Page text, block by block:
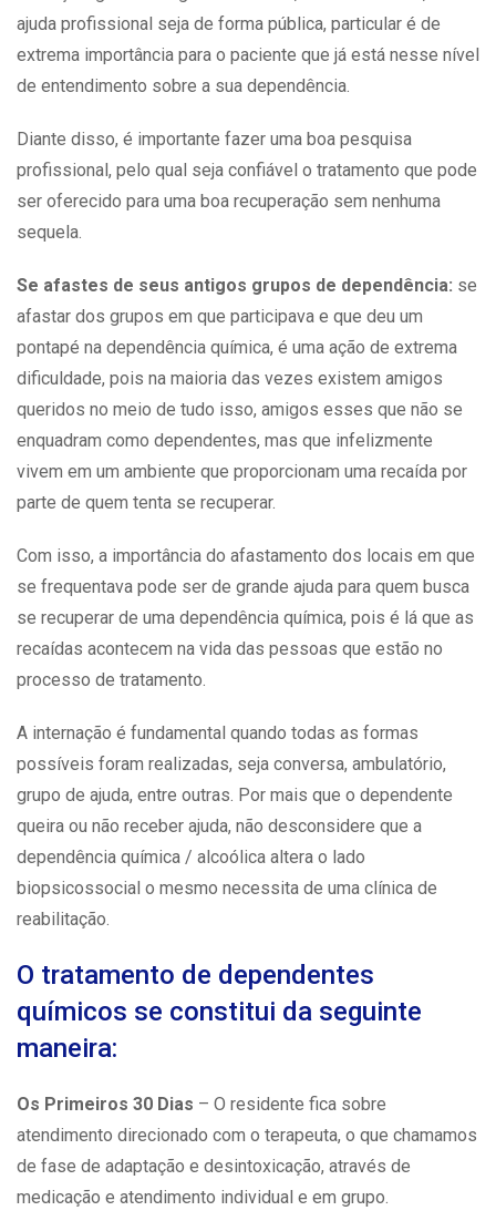
ajuda profissional seja de forma pública, particular é de
extrema importância para o paciente que já está nesse nível
de entendimento sobre a sua dependência.
Diante disso, é importante fazer uma boa pesquisa
profissional, pelo qual seja confiável o tratamento que pode
ser oferecido para uma boa recuperação sem nenhuma
sequela.
Se afastes de seus antigos grupos de dependência: se
afastar dos grupos em que participava e que deu um
pontapé na dependência química, é uma ação de extrema
dificuldade, pois na maioria das vezes existem amigos
queridos no meio de tudo isso, amigos esses que não se
enquadram como dependentes, mas que infelizmente
vivem em um ambiente que proporcionam uma recaída por
parte de quem tenta se recuperar.
Com isso, a importância do afastamento dos locais em que
se frequentava pode ser de grande ajuda para quem busca
se recuperar de uma dependência química, pois é lá que as
recaídas acontecem na vida das pessoas que estão no
processo de tratamento.
A internação é fundamental quando todas as formas
possíveis foram realizadas, seja conversa, ambulatório,
grupo de ajuda, entre outras. Por mais que o dependente
queira ou não receber ajuda, não desconsidere que a
dependência química / alcoólica altera o lado
biopsicossocial o mesmo necessita de uma clínica de
reabilitação.
O tratamento de dependentes
químicos se constitui da seguinte
maneira:
Os Primeiros 30 Dias – O residente fica sobre
atendimento direcionado com o terapeuta, o que chamamos
de fase de adaptação e desintoxicação, através de
medicação e atendimento individual e em grupo.